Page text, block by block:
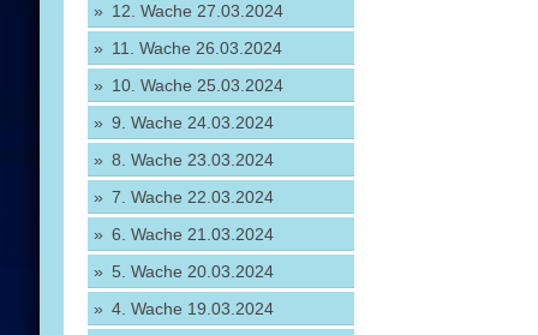
12. Wache 27.03.2024
11. Wache 26.03.2024
10. Wache 25.03.2024
9. Wache 24.03.2024
8. Wache 23.03.2024
7. Wache 22.03.2024
6. Wache 21.03.2024
5. Wache 20.03.2024
4. Wache 19.03.2024